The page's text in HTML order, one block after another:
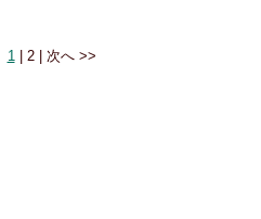
1 2| 次へ >>